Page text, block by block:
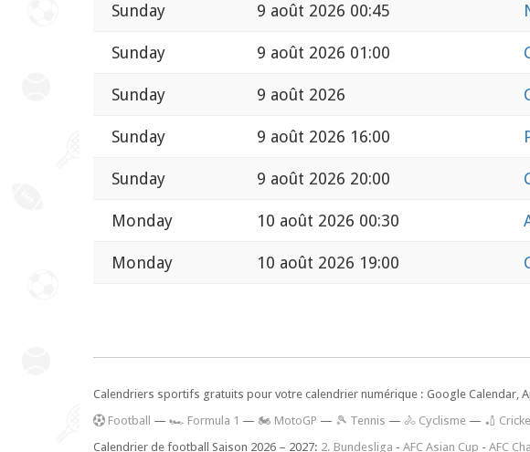
Sunday 9 août 2026 00:45
Sunday 9 août 2026 01:00
Sunday 9 août 2026
Sunday 9 août 2026 16:00
Sunday 9 août 2026 20:00
Monday 10 août 2026 00:30
Monday 10 août 2026 19:00
Calendriers sportifs gratuits pour votre calendrier numérique : Google Calendar,
Football — 🏎️ Formula 1 — 🏍 MotoGP — 🎾 Tennis — 🚴 Cyclisme — 🏏
Calendrier de football Saison 2026 – 2027: 2. Bundesliga - AFC Asian Cup - AFC